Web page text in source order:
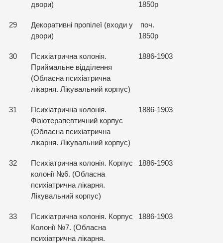
двори)
1850р
29
Декоративні пропілеї (входи у
двори)
поч.
1850р
30
Психіатрична колонія.
Приймальне відділення
(Обласна психіатрична
лікарня. Лікувальний корпус)
1886-1903
31
Психіатрична колонія.
Фізіотерапевтичний корпус
(Обласна психіатрична
лікарня. Лікувальний корпус)
1886-1903
32
Психіатрична колонія. Корпус
колонії №6. (Обласна
психіатрична лікарня.
Лікувальний корпус)
1886-1903
33
Психіатрична колонія. Корпус
Колонії №7. (Обласна
психіатрична лікарня.
1886-1903